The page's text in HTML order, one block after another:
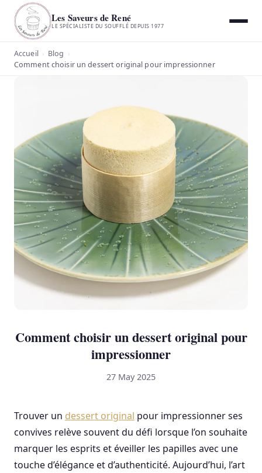
Les Saveurs de René
LE SPÉCIALISTE DU SOUFFLÉ DEPUIS 1977
Accueil › Blog ›
Comment choisir un dessert original pour impressionner
Comment choisir un dessert original pour
impressionner
27 May 2025
Trouver un dessert original pour impressionner ses
convives relève souvent du défi lorsque l’on souhaite
marquer les esprits et éveiller les papilles avec une
touche d’élégance et d’authenticité. Aujourd’hui, l’art